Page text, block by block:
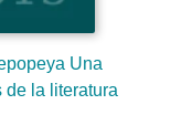
Una
la literatura